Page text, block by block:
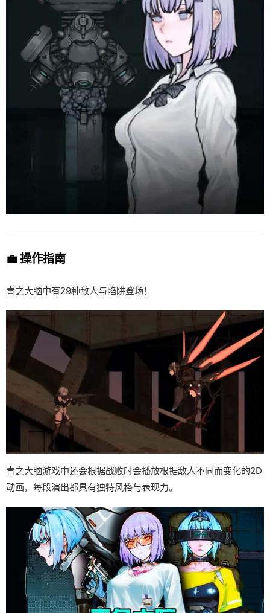
💼 操作指南
青之大脑中有29种敌人与陷阱登场！
青之大脑游戏中还会根据战败时会播放根据敌人不同而变化的2D
动画，每段演出都具有独特风格与表现力。